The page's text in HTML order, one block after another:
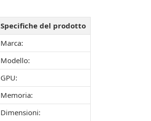
Specifiche del prodotto
Marca:
Modello:
GPU:
Memoria:
Dimensioni: